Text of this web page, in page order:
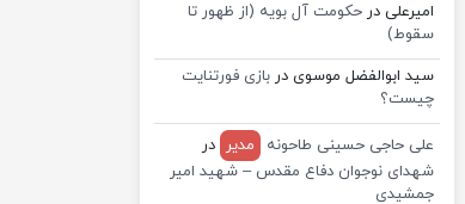
امیرعلی درحکومت آل بویه (از ظهور تا
سقوط)
سید ابوالفضل موسوی دربازی فورتنایت
چیست؟
علی حاجی حسینی طاحونه مدیر
در
شهدای نوجوان دفاع مقدس – شهید امیر
جمشیدی